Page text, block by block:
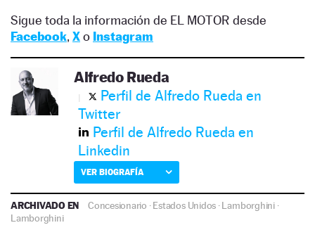
Sigue toda la información de EL MOTOR desde
Facebook, Xo Instagram
Alfredo Rueda
Perfil de Alfredo Rueda en
Twitter
Perfil de Alfredo Rueda en
Linkedin
VER BIOGRAFÍA
ARCHIVADO EN Concesionario ·Estados Unidos ·Lamborghini·
Lamborghini